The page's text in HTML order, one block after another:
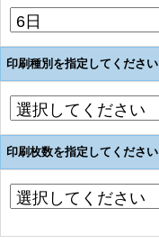
印刷種別を指定してください
印刷枚数を指定してください